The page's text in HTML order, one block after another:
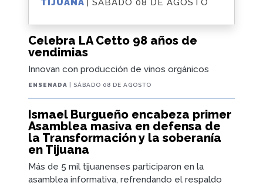
Celebra LA Cetto 98 años de
vendimias
Innovan con producción de vinos orgánicos
ENSENADA | SÁBADO 08 DE AGOSTO
Ismael Burgueño encabeza primer
Asamblea masiva en defensa de
la Transformación y la soberanía
en Tijuana
Más de 5 mil tijuanenses participaron en la
asamblea informativa, refrendando el respaldo